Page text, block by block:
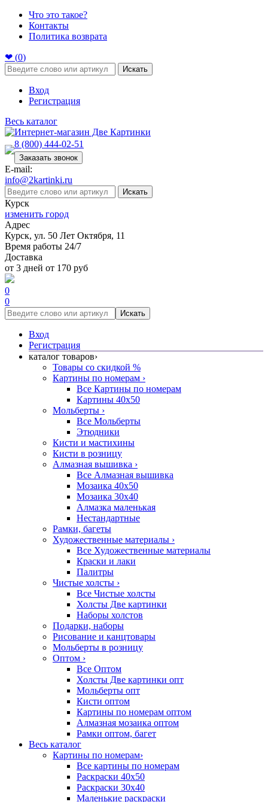
Что это такое?
Контакты
Политика возврата
❤ (0)
Искать
Вход
Регистрация
Весь каталог
8 (800) 444-02-51
Заказать звонок
E-mail:
info@2kartinki.ru
Искать
Курск
изменить город
Адрес
Курск, ул. 50 Лет Октября, 11
Время работы 24/7
Доставка
от 3 дней от 170 руб
0
0
Искать
Вход
Регистрация
каталог товаров›
Товары со скидкой %
Картины по номерам ›
Все Картины по номерам
Картины 40x50
Мольберты ›
Все Мольберты
Этюдники
Кисти и мастихины
Кисти в розницу
Алмазная вышивка ›
Все Алмазная вышивка
Мозаика 40x50
Мозаика 30x40
Алмазка маленькая
Нестандартные
Рамки, багеты
Художественные материалы ›
Все Художественные материалы
Краски и лаки
Палитры
Чистые холсты ›
Все Чистые холсты
Холсты Две картинки
Наборы холстов
Подарки, наборы
Рисование и канцтовары
Мольберты в розницу
Оптом ›
Все Оптом
Холсты Две картинки опт
Мольберты опт
Кисти оптом
Картины по номерам оптом
Алмазная мозаика оптом
Рамки оптом, багет
Весь каталог
Картины по номерам›
Все картины по номерам
Раскраски 40х50
Раскраски 30х40
Маленькие раскраски